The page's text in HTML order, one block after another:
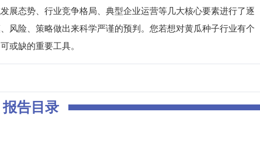
展态势、行业竞争格局、典型企业运营等几大核心要素进行了逐
风险、策略做出来科学严谨的预判。您若想对黄瓜种子行业有个
或缺的重要工具。
报告目录